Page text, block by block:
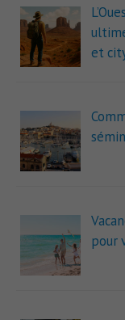
et
pour